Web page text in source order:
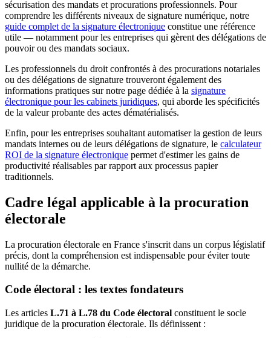
sécurisation des mandats et procurations professionnels. Pour
comprendre les différents niveaux de signature numérique, notre
guide complet de la signature électronique constitue une référence
utile — notamment pour les entreprises qui gèrent des délégations de
pouvoir ou des mandats sociaux.
Les professionnels du droit confrontés à des procurations notariales
ou des délégations de signature trouveront également des
informations pratiques sur notre page dédiée à la signature
électronique pour les cabinets juridiques, qui aborde les spécificités
de la valeur probante des actes dématérialisés.
Enfin, pour les entreprises souhaitant automatiser la gestion de leurs
mandats internes ou de leurs délégations de signature, le calculateur
ROI de la signature électronique permet d'estimer les gains de
productivité réalisables par rapport aux processus papier
traditionnels.
Cadre légal applicable à la procuration
électorale
La procuration électorale en France s'inscrit dans un corpus législatif
précis, dont la compréhension est indispensable pour éviter toute
nullité de la démarche.
Code électoral : les textes fondateurs
Les articles L.71 à L.78 du Code électoral constituent le socle
juridique de la procuration électorale. Ils définissent :